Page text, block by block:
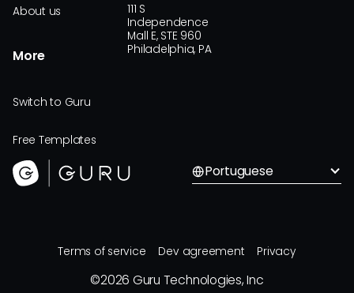
About us
More
Switch to Guru
Free Templates
111 S
Independence
Mall E, STE 960
Philadelphia, PA
Portuguese
Terms of service Dev agreement Privacy
©2026 Guru Technologies, Inc